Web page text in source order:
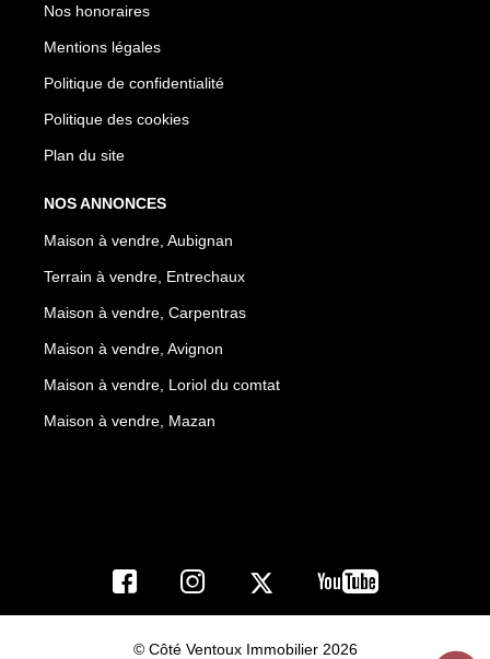
Nos honoraires
Mentions légales
Politique de confidentialité
Politique des cookies
Plan du site
NOS ANNONCES
Maison à vendre, Aubignan
Terrain à vendre, Entrechaux
Maison à vendre, Carpentras
Maison à vendre, Avignon
Maison à vendre, Loriol du comtat
Maison à vendre, Mazan
© Côté Ventoux Immobilier 2026